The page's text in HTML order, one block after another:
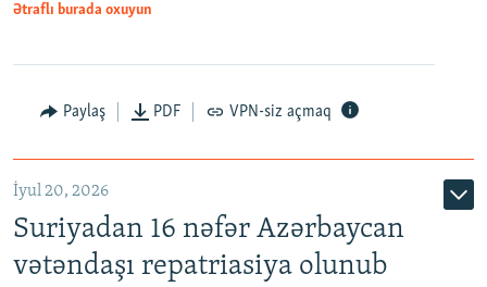
Auto
Ətraflı burada oxuyun
Paylaş PDF VPN-siz açmaq
İyul 20, 2026
Suriyadan 16 nəfər Azərbaycan
vətəndaşı repatriasiya olunub